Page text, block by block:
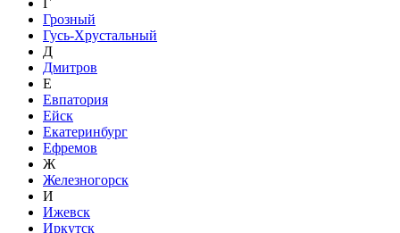
Грозный
Гусь-Хрустальный
Д
Дмитров
Е
Евпатория
Ейск
Екатеринбург
Ефремов
Ж
Железногорск
И
Ижевск
Иркутск